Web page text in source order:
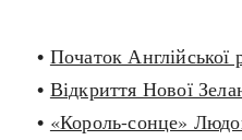
• Початок Англійської
• Відкриття Нової
• «Король-сонце»